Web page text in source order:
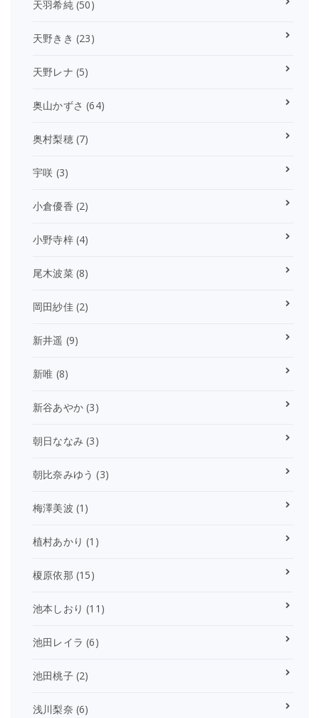
天羽希純(50)
天野きき (23)
天野レナ (5)
奥山かずさ (64)
奥村梨穂(7)
宇咲 (3)
小倉優香 (2)
小野寺梓(4)
尾木波菜(8)
岡田紗佳(2)
新井遥 (9)
新唯 (8)
新谷あやか (3)
朝日ななみ (3)
朝比奈みゆう (3)
梅澤美波 (1)
植村あかり (1)
榎原依那 (15)
池本しおり (11)
池田レイラ (6)
池田桃子(2)
浅川梨奈 (6)